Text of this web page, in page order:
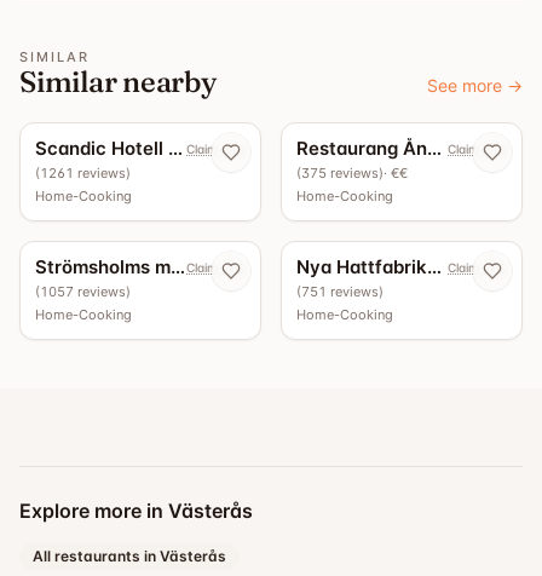
SIMILAR
Similar nearby See more →
Scandic Hotell - Restaurang köksbaren Claim now
(1261 reviews)
Home-Cooking
Restaurang Ångan Claim now
(375 reviews)· €€
Home-Cooking
1 guide 4.4
Strömsholms marketenteriClaim now
(1057 reviews)
Home-Cooking
10 guides 4.3
Nya Hattfabriken Claim now
(751 reviews)
Home-Cooking
Explore more in Västerås
All restaurants in Västerås